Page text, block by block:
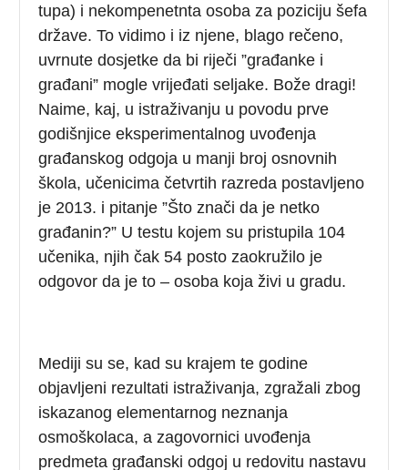
tupa) i nekompenetnta osoba za poziciju šefa
države. To vidimo i iz njene, blago rečeno,
uvrnute dosjetke da bi riječi ”građanke i
građani” mogle vrijeđati seljake. Bože dragi!
Naime, kaj, u istraživanju u povodu prve
godišnjice eksperimentalnog uvođenja
građanskog odgoja u manji broj osnovnih
škola, učenicima četvrtih razreda postavljeno
je 2013. i pitanje ”Što znači da je netko
građanin?” U testu kojem su pristupila 104
učenika, njih čak 54 posto zaokružilo je
odgovor da je to – osoba koja živi u gradu.
Mediji su se, kad su krajem te godine
objavljeni rezultati istraživanja, zgražali zbog
iskazanog elementarnog neznanja
osmoškolaca, a zagovornici uvođenja
predmeta građanski odgoj u redovitu nastavu